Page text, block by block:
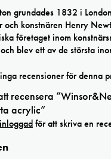
grundades 1832 i
konstnären Henry
företaget inom
blev ett av de största
recensioner för denna
recensera
acrylic”
inloggadför att skriva en